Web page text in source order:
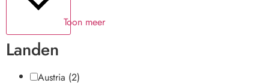
Toon meer
Landen
Austria (2)